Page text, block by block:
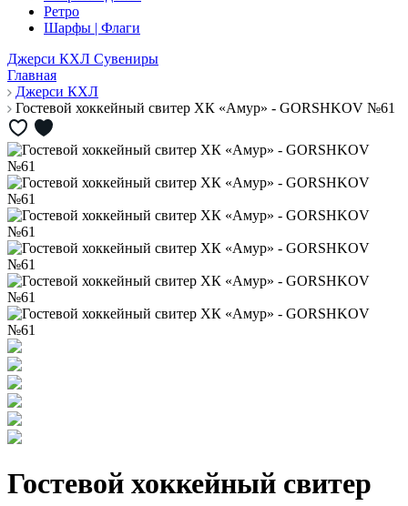
Ретро
Шарфы | Флаги
Джерси КХЛ Сувениры
Главная
Джерси КХЛ
Гостевой хоккейный свитер ХК «Амур» - GORSHKOV №61
Гостевой хоккейный свитер